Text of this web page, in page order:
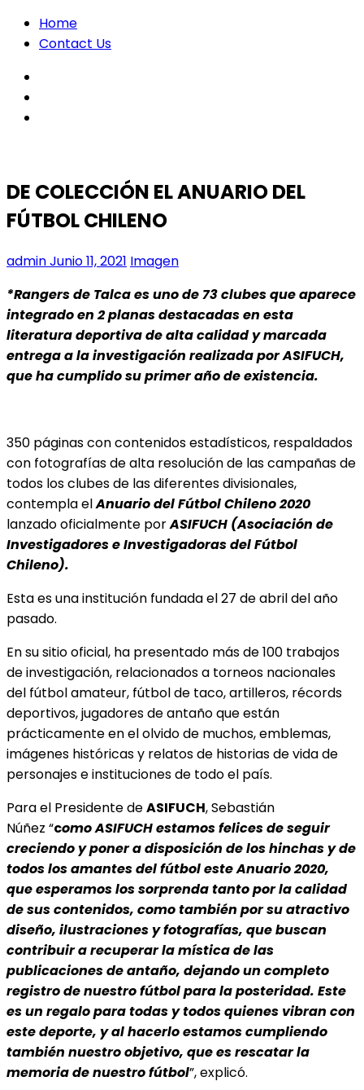
Home
Contact Us
DE COLECCIÓN EL ANUARIO DEL
FÚTBOL CHILENO
adminJunio 11, 2021 Imagen
*Rangers de Talca es uno de 73 clubes que aparece
integrado en 2 planas destacadas en esta
literatura deportiva de alta calidad y marcada
entrega a la investigación realizada por ASIFUCH,
que ha cumplido su primer año de existencia.
350 páginas con contenidos estadísticos, respaldados
con fotografías de alta resolución de las campañas de
todos los clubes de las diferentes divisionales,
contempla elAnuario del Fútbol Chileno 2020
lanzado oficialmente porASIFUCH (Asociación de
Investigadores e Investigadoras del Fútbol
Chileno).
Esta es una institución fundada el 27 de abril del año
pasado.
En su sitio oficial, ha presentado más de 100 trabajos
de investigación, relacionados a torneos nacionales
del fútbol amateur, fútbol de taco, artilleros, récords
deportivos, jugadores de antaño que están
prácticamente en el olvido de muchos, emblemas,
imágenes históricas y relatos de historias de vida de
personajes e instituciones de todo el país.
Para el Presidente deASIFUCH, Sebastián
Núñez “como ASIFUCH estamos felices de seguir
creciendo y poner a disposición de los hinchas y de
todos los amantes del fútbol este Anuario 2020,
que esperamos los sorprenda tanto por la calidad
de sus contenidos, como también por su atractivo
diseño, ilustraciones y fotografías, que buscan
contribuir a recuperar la mística de las
publicaciones de antaño, dejando un completo
registro de nuestro fútbol para la posteridad. Este
es un regalo para todas y todos quienes vibran con
este deporte, y al hacerlo estamos cumpliendo
también nuestro objetivo, que es rescatar la
memoria de nuestro fútbol”, explicó.